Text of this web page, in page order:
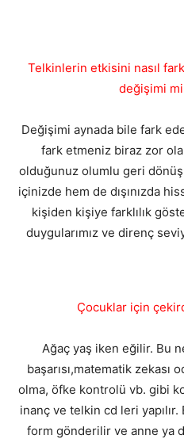
Telkinlerin etkisini nasıl
değişimi
Değişimi aynada bile fark
fark etmeniz biraz zor
olduğunuz olumlu geri
içinizde hem de dışınızda
kişiden kişiye farklılık
duygularımız ve direnç
Çocuklar için
Ağaç yaş iken eğilir. Bu
başarısı,matematik zekası
olma, öfke kontrolü vb. gibi
inanç ve telkin cd leri
form gönderilir ve anne ya